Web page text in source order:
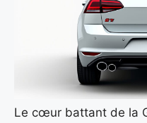
Le cœur battant de la